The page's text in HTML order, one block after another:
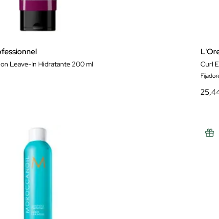
Leave-In Hidratante 200 ml Curl